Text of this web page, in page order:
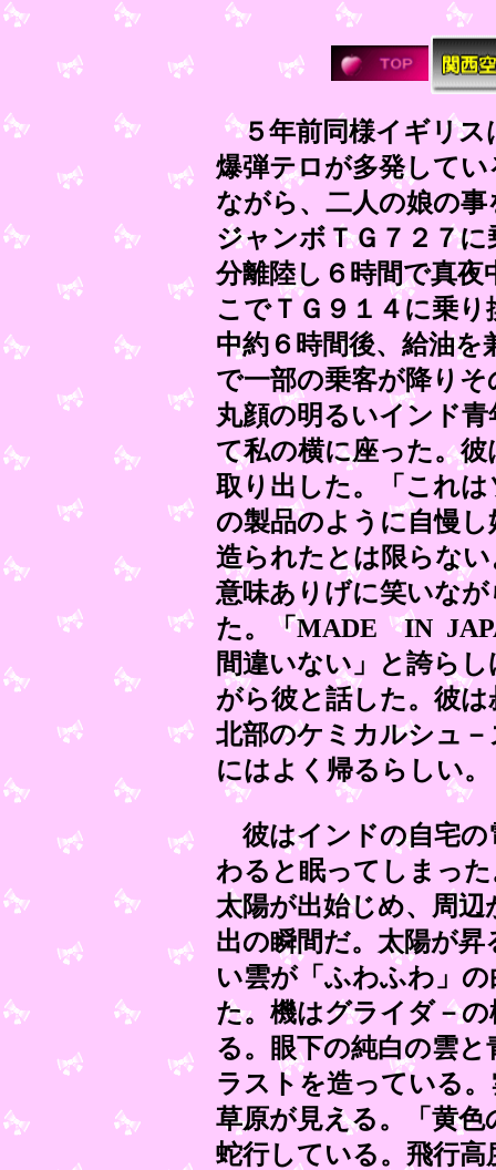
５年前同様イギリス
爆弾テロが多発して
ながら、二人の娘の
ジャンボＴＧ７２７
分離陸し６時間で真
こでＴＧ９１４に乗
中約６時間後、給油
で一部の乗客が降り
丸顔の明るいインド
て私の横に座った。
取り出した。「これ
の製品のように自慢
造られたとは限らな
意味ありげに笑いな
た。「MADE IN
間違いない」と誇ら
がら彼と話した。彼
北部のケミカルシュ
にはよく帰るらしい。
彼はインドの自宅の
わると眠ってしまっ
太陽が出始じめ、周
出の瞬間だ。太陽が
い雲が「ふわふわ」
た。機はグライダ－
る。眼下の純白の雲
ラストを造っている
草原が見える。「黄
蛇行している。飛行